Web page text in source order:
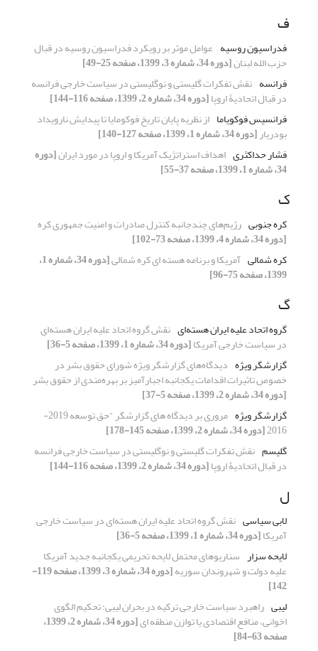
ف
فدراسیون روسیه عوامل موثر بر رویکرد فدراسیون روسیه در قبال
حزب الله لبنان[دوره 34، شماره 3، 1399، صفحه 25-49]
فرانسه نقش تفکرات گلیستی و نوگلیستی در سیاست خارجی فرانسه
در قبال اتحادیۀ اروپا[دوره 34، شماره 2، 1399، صفحه 116-144]
فرانسیس فوکویاما از نظریه پایان تاریخ فوکومایا تا پیدایش نارویداد
بودریار[دوره 34، شماره 1، 1399، صفحه 127-140]
فشار حداکثری اهداف استراتژیک آمریکا و اروپا در مورد ایران[دوره
34، شماره 1، 1399، صفحه 37-55]
ک
کره جنوبی رژیم‌های چندجانبه کنترل صادرات و امنیت جمهوری کره
[دوره 34، شماره 4، 1399، صفحه 73-102]
کره شمالی آمریکا و برنامه هسته ای کره شمالی [دوره 34، شماره 1،
1399، صفحه 75-96]
گ
گروه اتحاد علیه ایران هسته‌ای نقش گروه اتحاد علیه ایران هسته‌ای
در سیاست خارجی آمریکا[دوره 34، شماره 1، 1399، صفحه 5-36]
گزارشگر ویژه دیدگاه‌های گزارشگر ویژه شورای حقوق بشر در
خصوص تاثیرات اقدامات یکجانبه اجبارآمیز بر بهره‌مندی از حقوق بشر
[دوره 34، شماره 2، 1399، صفحه 5-37]
گزارشگر ویژه
مروری بر دیدگاه های گزارشگر "حق توسعه 2019-
2016[دوره 34، شماره 2، 1399، صفحه 145-178]
گلیسم نقش تفکرات گلیستی و نوگلیستی در سیاست خارجی فرانسه
در قبال اتحادیۀ اروپا[دوره 34، شماره 2، 1399، صفحه 116-144]
ل
لابی سیاسی نقش گروه اتحاد علیه ایران هسته‌ای در سیاست خارجی
آمریکا[دوره 34، شماره 1، 1399، صفحه 5-36]
لایحه سزار سناریوهای محتمل لایحه تحریمی یکجانبه جدید آمریکا
علیه دولت و شهروندان سوریه [دوره 34، شماره 3، 1399، صفحه 119-
142]
لیبی راهبرد سیاست خارجی ترکیه در بحران لیبی: تحکیم الگوی
اخوانی، منافع اقتصادی یا توازن منطقه ای [دوره 34، شماره 2، 1399،
صفحه 63-84]